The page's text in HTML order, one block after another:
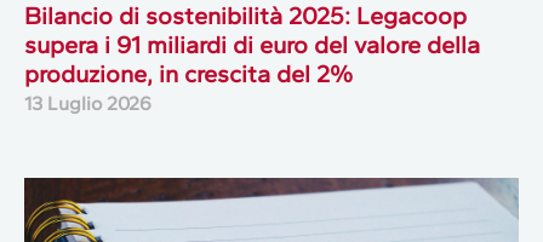
Bilancio di sostenibilità 2025: Legacoop
supera i 91 miliardi di euro del valore della
produzione, in crescita del 2%
13 Luglio 2026